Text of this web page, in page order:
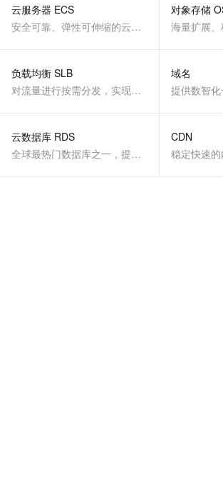
云服务器 ECS
安全可靠、弹性可伸缩的云计算服务
对象存储
负载均衡 SLB
对流量进行按需分发，实现应用高可用
域名
云数据库 RDS
全球最热门数据库之一，提供全托管的稳定服务
CDN
稳定快速